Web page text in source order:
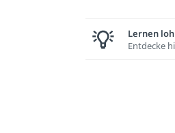
Lernen
Entdecke